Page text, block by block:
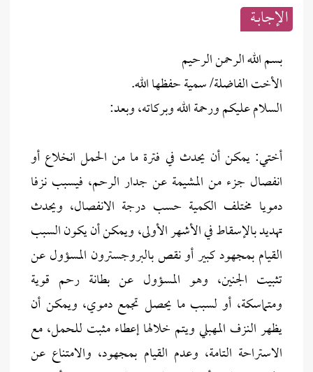
الإجابــة
بسم الله الرحمن الرحيم
الأخت الفاضلة/ سمية حفظها الله.
السلام عليكم ورحمة الله وبركاته، وبعد:
أختي: يمكن أن يحدث في فترة ما من الحمل انخلاع أو
انفصال جزء من المشيمة عن جدار الرحم، فيسبب نزفا
دمويا مختلف الكمية حسب درجة الانفصال، ويحدث
تهديد بالإسقاط في الأشهر الأولى، ويمكن أن يكون السبب
القيام بمجهود كبير أو نقص بالبروجسترون المسؤول عن
تثبيت الجنين، وهو المسؤول عن بطانة رحم قوية
ومتماسكة، أو لسبب ما يحصل تجمع دموي، ويمكن أن
يظهر النزف المهبلي ويتم خلالها إعطاء مثبت للحمل، مع
الاستراحة التامة، وعدم القيام بمجهود، والامتناع عن